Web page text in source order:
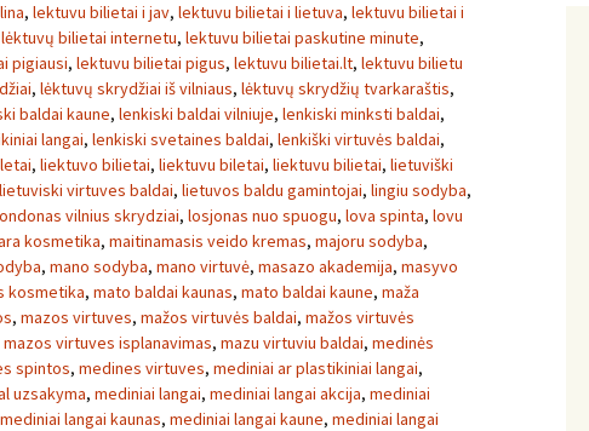
, lektuvu bilietai i jav, lektuvu bilietai i lietuva, lektuvu bilietai i
lėktuvų bilietai internetu, lektuvu bilietai paskutine minute,
pigiausi, lektuvu bilietai pigus, lektuvu bilietai.lt, lektuvu bilietu
, lėktuvų skrydžiai iš vilniaus, lėktuvų skrydžių tvarkaraštis,
baldai kaune, lenkiski baldai vilniuje, lenkiski minksti baldai,
langai, lenkiski svetaines baldai, lenkiški virtuvės baldai,
, liektuvo bilietai, liektuvu biletai, liektuvu bilietai, lietuviški
lietuviski virtuves baldai, lietuvos baldu gamintojai, lingiu sodyba,
vilnius skrydziai, losjonas nuo spuogu, lova spinta, lovu
kosmetika, maitinamasis veido kremas, majoru sodyba,
, mano sodyba, mano virtuvė, masazo akademija, masyvo
kosmetika, mato baldai kaunas, mato baldai kaune, maža
, mazos virtuves, mažos virtuvės baldai, mažos virtuvės
mazos virtuves isplanavimas, mazu virtuviu baldai, medinės
spintos, medines virtuves, mediniai ar plastikiniai langai,
uzsakyma, mediniai langai, mediniai langai akcija, mediniai
mediniai langai kaunas, mediniai langai kaune, mediniai langai